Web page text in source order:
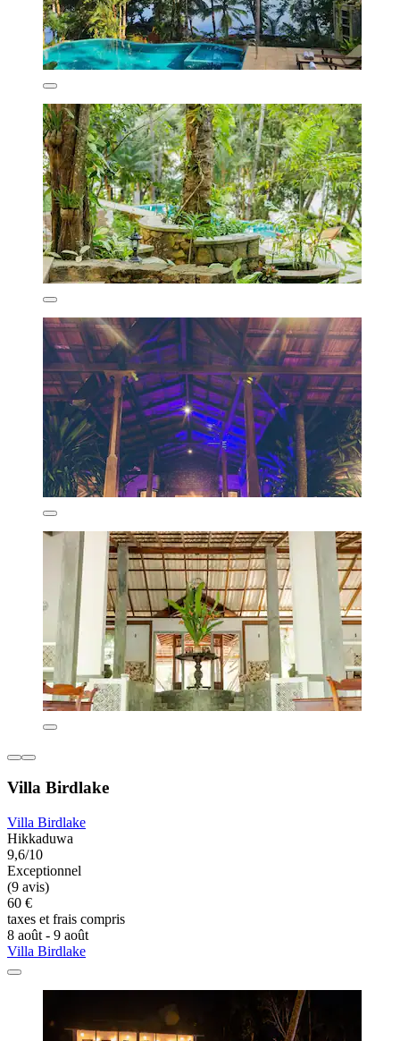
Villa Birdlake
Villa Birdlake
Hikkaduwa
9,6/10
Exceptionnel
(9 avis)
60 €
taxes et frais compris
8 août - 9 août
Villa Birdlake